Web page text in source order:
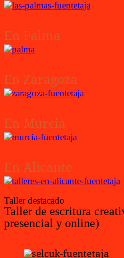
En Palma
En Zaragoza
En Murcia
En Alicante
Taller destacado
Taller de escritura
presencial y online)